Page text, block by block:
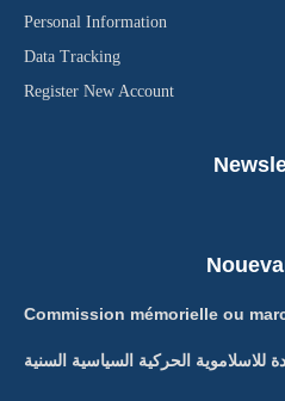
Personal Information
Data Tracking
Register New Account
Commission mémorielle ou
للاسلاموية الحركية السياسية السنية